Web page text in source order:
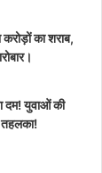
का शराब,
युवाओं की
तहलका!